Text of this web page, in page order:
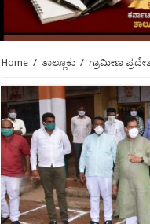
Home / ತಾಲ್ಲೂಕು / ಗ್ರಾಮೀಣ